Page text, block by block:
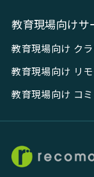
教育現場向けサ
教育現場向け ク
教育現場向け リ
教育現場向け コ